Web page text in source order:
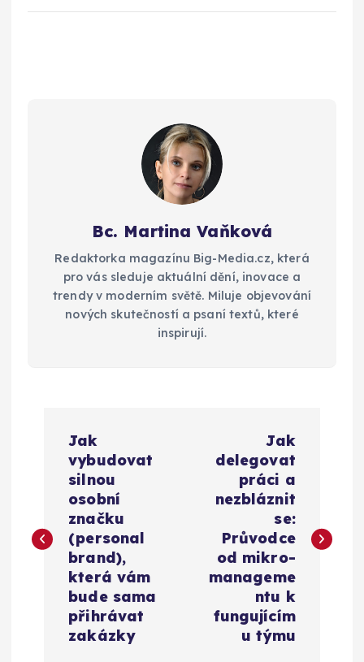
Bc. Martina Vaňková
Redaktorka magazínu Big-Media.cz, která
pro vás sleduje aktuální dění, inovace a
trendy v moderním světě. Miluje objevování
nových skutečností a psaní textů, které
inspirují.
i
Jak
vybudovat
silnou
osobní
značku
(personal
brand),
která vám
bude sama
přihrávat
zakázky
Jak
delegovat
práci a
nezbláznit
se:
Průvodce
od mikro-
manageme
ntu k
fungujícím
u týmu